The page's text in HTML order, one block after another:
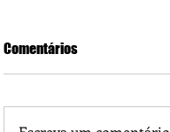
Comentários